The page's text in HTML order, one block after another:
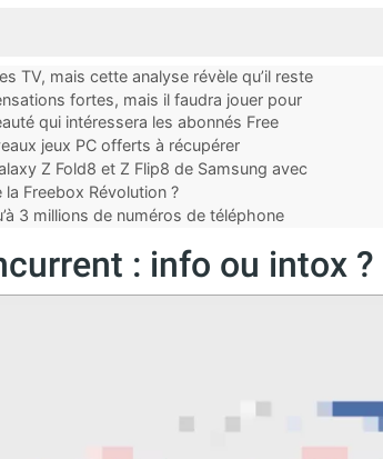
TV, mais cette analyse révèle qu’il reste
fortes, mais il faudra jouer pour
qui intéressera les abonnés Free
jeux PC offerts à récupérer
Z Fold8 et Z Flip8 de Samsung avec
Freebox Révolution ?
3 millions de numéros de téléphone
: info ou intox ?